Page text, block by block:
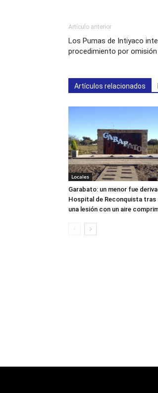
Artículo anterior
Los Pumas de Intiyaco
procedimiento por
Artículos relacionados
Locales
Garabato: un menor fue
Hospital de Reconquista
una lesión con un aire